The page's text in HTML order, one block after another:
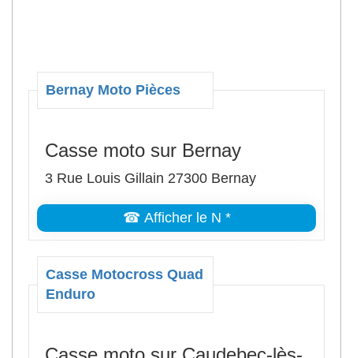
Bernay Moto Pièces
Casse moto sur Bernay
3 Rue Louis Gillain 27300 Bernay
☎ Afficher le N *
Casse Motocross Quad
Enduro